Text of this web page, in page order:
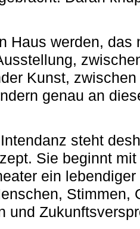
Haus werden, das
Kunst,
genau an
steht
Sie beginnt mit
ein lebendiger
Stimmen,
und